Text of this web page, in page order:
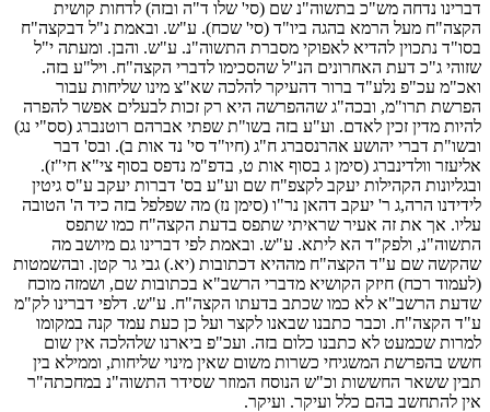
דברינו נדחה מש"כ בתשוה"נ שם (סי' שלו ד"ה ובזה) לדחות קושית
הקצה"ח מעל הרמא בהגה ביו"ד (סי' שכח). ע"ש. ובאמת נ"ל דבקצה"ח
בסו"ד נתכוין להדיא לאפוקי מסברת התשוה"נ. ע"ש. והבן. ומעתה י"ל
שזוהי ג"כ דעת האחרונים הנ"ל שהסכימו לדברי הקצה"ח. ויל"ע בזה.
ואכ"מ עכ"פ נלע"ד ברור דהעיקר להלכה שא"צ מינו שליחות עבור
הפרשת תרו"מ, ובכה"ג שההפרשה היא רק זכות לבעלים אפשר להפרה
להיות מדין זכין לאדם. וע"ע בזה בשו"ת שפתי אברהם רוטנברג (סס"י נג)
ובשו"ת דברי יהושע אהרנסברג ח"ג (חיו"ד סי' נד אות ב). ובס' דבר
אליעזר וולדינברג (סימן ג בסוף אות ט, בדפ"מ נדפס בסוף צי"א חי"ז).
ובגליונות הקהילות יעקב לקצפ"ח שם וע"ע בס' דברות יעקב ע"ס גיטין
לידידנו הרה,ג ר' יעקב דהאן נר"ו (סימן נז) מה שפלפל בזה כיד ה' הטובה
עליו. אך את זה אעיר שראיתי שתפס בדעת הקצה"ח כמו שתפס
התשוה"נ, ולפק"ד הא ליתא. ע"ש. ובאמת לפי דברינו גם מיושב מה
שהקשה שם ע"ד הקצה"ח מההיא דכתובות (יא.) גבי גר קטן. ובהשמטות
(לעמוד רכח) חיזק הקושיא מדברי הרשב"א בכתובות שם, ושמזה מוכח
שדעת הרשב"א לא כמו שכתב בדעתו הקצה"ח. ע"ש. דלפי דברינו לק"מ
ע"ד הקצה"ח. וכבר כתבנו שבאנו לקצר ועל כן כעת עמד קנה במקומו
למרות שכמעט לא כתבנו כלום בזה. ועכ"פ ביארנו שלהלכה אין שום
חשש בהפרשת המשגיחי כשרות משום שאין מינוי שליחות, וממילא בין
תבין ששאר החששות וכ"ש הנוסח המוזר שסידר התשוה"נ במחכתה"ר
אין להתחשב בהם כלל ועיקר. ועיקר.